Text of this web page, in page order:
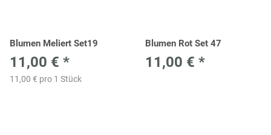
Blumen Meliert Set19
11,00 € *
11,00 € pro 1 Stück
Blumen Rot Set 47
11,00 € *